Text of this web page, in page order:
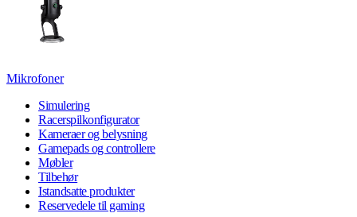
Mikrofoner
Simulering
Racerspilkonfigurator
Kameraer og belysning
Gamepads og controllere
Møbler
Tilbehør
Istandsatte produkter
Reservedele til gaming